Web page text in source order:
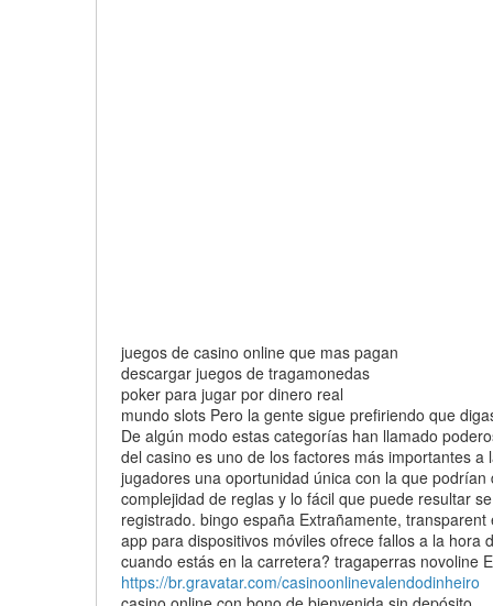
juegos de casino online que mas pagan
descargar juegos de tragamonedas
poker para jugar por dinero real
mundo slots Pero la gente sigue prefiriendo que
De algún modo estas categorías han llamado
del casino es uno de los factores más importantes
jugadores una oportunidad única con la que
complejidad de reglas y lo fácil que puede resultar
registrado. bingo españa Extrañamente,
app para dispositivos móviles ofrece fallos a la
cuando estás en la carretera? tragaperras novoline
https://br.gravatar.com/casinoonlinevalendodinheiro